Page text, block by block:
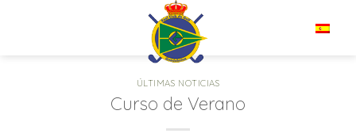
ÚLTIMAS NOTICIAS
Curso de Verano